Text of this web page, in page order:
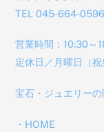
TEL 045-664-0596
営業時間：10:30～
定休日／月曜日（祝
宝石・ジュエリー
・ HOME